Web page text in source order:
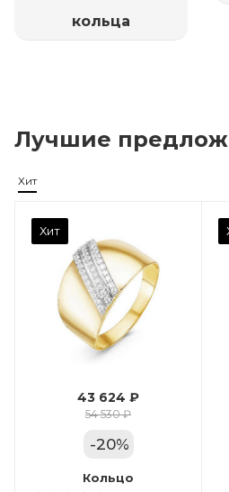
кольца
Лучшие
Хит
Хит
43 624 ₽
54 530 ₽
-20%
Кольцо
Вес драгметалла
Марка (бренд)
Дельта
Фианит
Цвет золота
КРАС
Местоположение: